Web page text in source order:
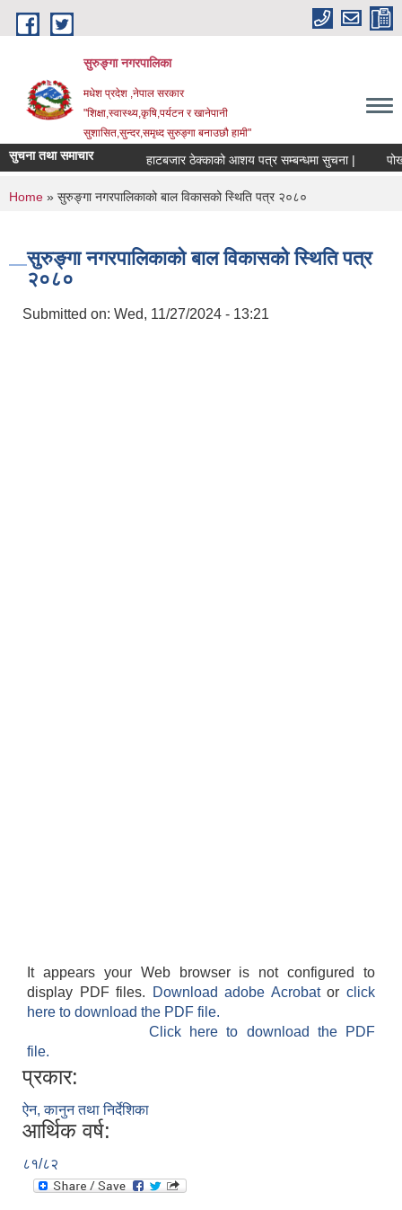
Skip to main content
सुरुङ्‍गा नगरपालिका
मधेश प्रदेश ,नेपाल सरकार
"शिक्षा,स्वास्थ्य,कृषि,पर्यटन र खानेपानी
सुशासित,सुन्दर,समृध्द सुरुङ्गा बनाउछौ हामी"
सुचना तथा समाचार हाटबजार ठेक्काको आशय पत्र सम्बन्धमा सुचना |
You are here
Home » सुरुङ्गा नगरपालिकाको बाल विकासको स्थिति पत्र २०८०
सुरुङ्गा नगरपालिकाको बाल विकासको स्थिति पत्र
२०८०
Submitted on: Wed, 11/27/2024 - 13:21
It appears your Web browser is not configured to
display PDF files.
Download adobe Acrobatorclick
here to download the PDF file.
Click here to download the PDF
file.
प्रकार:
ऐन, कानुन तथा निर्देशिका
आर्थिक वर्ष:
८१/८२